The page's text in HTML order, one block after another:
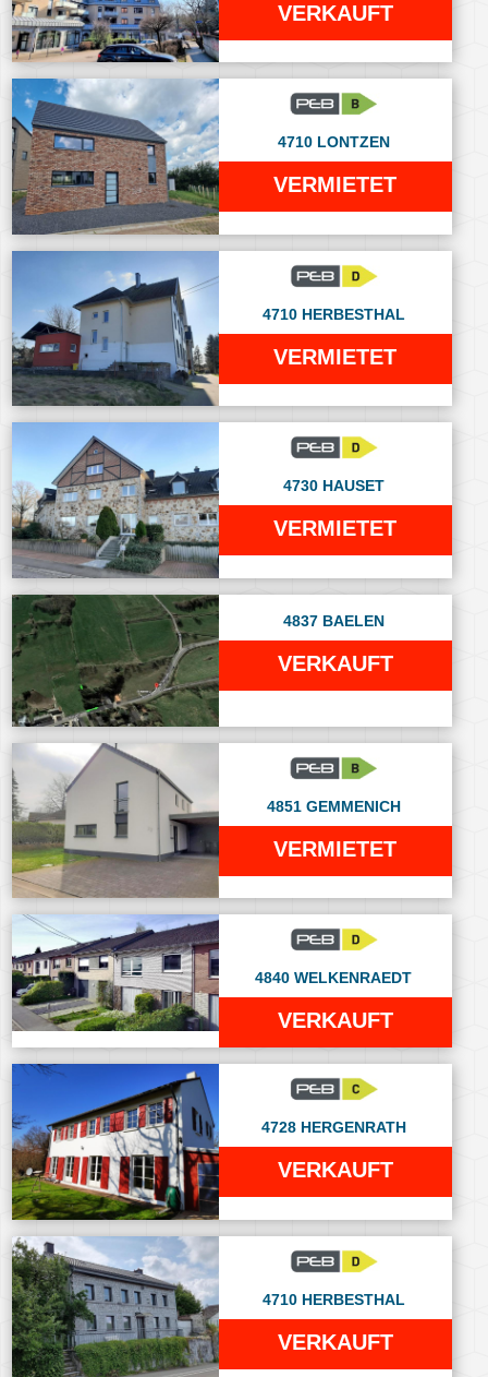
VERKAUFT
4710 LONTZEN
VERMIETET
4710 HERBESTHAL
VERMIETET
4730 HAUSET
VERMIETET
4837 BAELEN
VERKAUFT
4851 GEMMENICH
VERMIETET
4840 WELKENRAEDT
VERKAUFT
4728 HERGENRATH
VERKAUFT
4710 HERBESTHAL
VERKAUFT